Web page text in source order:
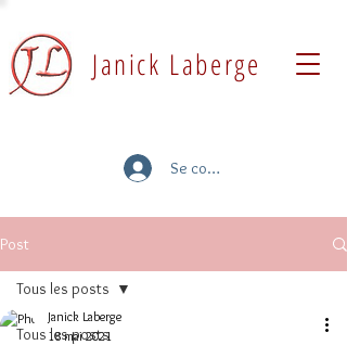
Janick Laberge
Se connecter
Post
Tous les posts
Tous les posts
Janick Laberge
18 mai 2021